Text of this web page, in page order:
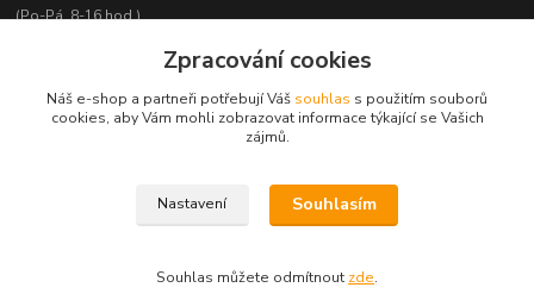
(Po-Pá, 8-16 hod.)
eshop@aidina.cz
Upravit sběr cookies.
Zpracování cookies
Náš e-shop a partneři potřebují Váš souhlas s použitím souborů
cookies, aby Vám mohli zobrazovat informace týkající se Vašich
zájmů.
Nastavení Souhlasím
Souhlas můžete odmítnout zde.